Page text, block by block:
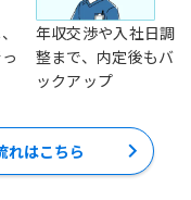
年収交渉や入社日調
整まで、内定後もバ
ックアップ
れはこちら